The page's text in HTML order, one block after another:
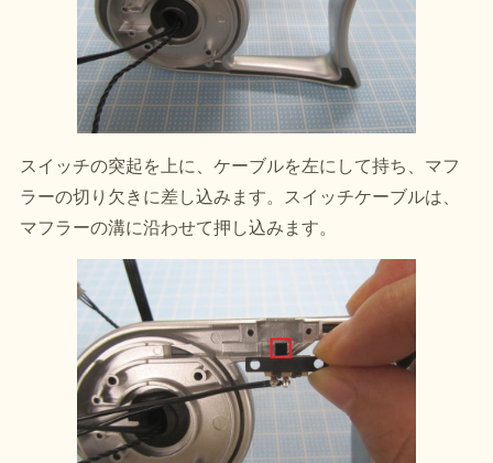
スイッチの突起を上に、ケーブルを左にして持ち、マフ
ラーの切り欠きに差し込みます。スイッチケーブルは、
マフラーの溝に沿わせて押し込みます。